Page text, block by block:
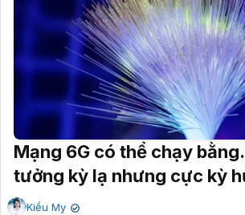
Mạng 6G có thể chạy
tưởng kỳ lạ nhưng cực kỳ
Kiều My ✔